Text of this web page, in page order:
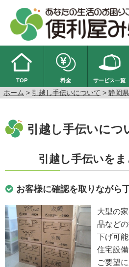
TOP 料金 サービス一覧
ホーム > 引越し手伝いについて > 静岡県
引越し手伝いにつ
引越し手伝いを
お客様に確認を取りながら
大型の
品など
下げ可
住宅設
ご要望